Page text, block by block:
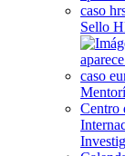
Sello
Centro